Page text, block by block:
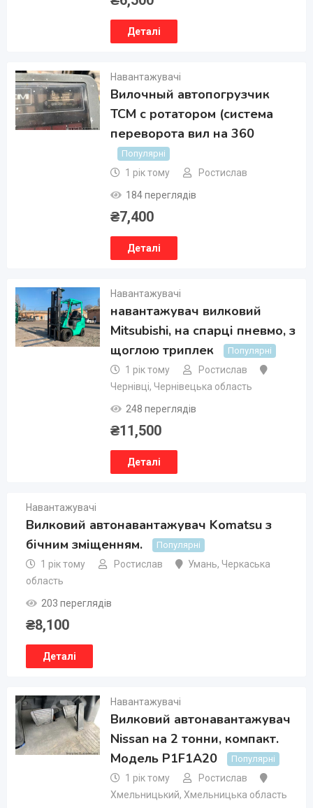
Деталі
Навантажувачі
Вилочный автопогрузчик
TCM с ротатором (система
переворота вил на 360
Популярні
1 рік тому
Ростислав
184 переглядів
₴7,400
Деталі
Навантажувачі
навантажувач вилковий
Mitsubishi, на спарці пневмо, з
щоглою триплек
Популярні
1 рік тому
Ростислав
Чернівці, Чернівецька область
248 переглядів
₴11,500
Деталі
Навантажувачі
Вилковий автонавантажувач Komatsu з
бічним зміщенням.
Популярні
1 рік тому Ростислав Умань, Черкаська
область
203 переглядів
₴8,100
Деталі
Навантажувачі
Вилковий автонавантажувач
Nissan на 2 тонни, компакт.
Модель P1F1A20
Популярні
1 рік тому
Ростислав
Хмельницький, Хмельницька область